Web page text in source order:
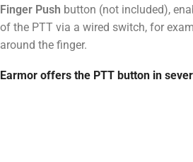
Finger Push button (not included),
of the PTT via a wired switch, for
around the finger.
Earmor offers the PTT button in